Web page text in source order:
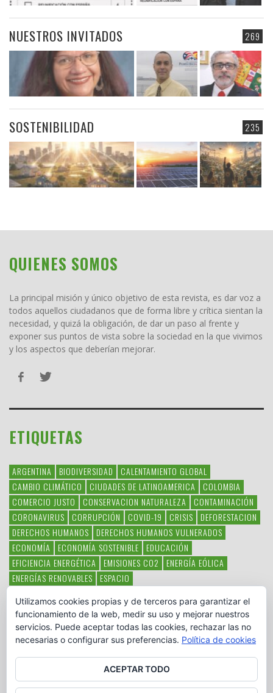
269
NUESTROS INVITADOS
235
SOSTENIBILIDAD
QUIENES SOMOS
La principal misión y único objetivo de esta revista, es dar voz a
todos aquellos ciudadanos que de forma libre y crítica sientan la
necesidad, y quizá la obligación, de dar un paso al frente y
exponer sus puntos de vista sobre la sociedad en la que vivimos
y los aspectos que deberían mejorar.
ETIQUETAS
ARGENTINA BIODIVERSIDAD
CALENTAMIENTO GLOBAL
CAMBIO CLIMÁTICO
CIUDADES DE LATINOAMERICA
COLOMBIA
COMERCIO JUSTO
CONSERVACION NATURALEZA
CONTAMINACIÓN
CORONAVIRUS
CORRUPCIÓN COVID-19 CRISIS
DEFORESTACION
DERECHOS HUMANOS
DERECHOS HUMANOS VULNERADOS
ECONOMÍA
ECONOMÍA SOSTENIBLE
EDUCACIÓN
EFICIENCIA ENERGÉTICA
EMISIONES CO2
ENERGÍA EÓLICA
ENERGÍAS RENOVABLES
ESPACIO
HAMBRE LATINOAMÉRICA MEDIO AMBIENTE
MÉXICO
OBJETIVOS DEL MILENIO
ONGS PAZ POBREZA POESÍA
POLITICA
PUEBLOS INDÍGENAS RSC RSE
SOBERANÍA ALIMENTARIA
SOLIDARIDAD SOSTENIBILIDAD TECNOLOGÍA VERTIDO PETROLEO
Utilizamos cookies propias y de terceros para garantizar el
funcionamiento de la web, medir su uso y mejorar nuestros
servicios. Puede aceptar todas las cookies, rechazar las no
necesarias o configurar sus preferencias. Política de cookies
ACEPTAR TODO